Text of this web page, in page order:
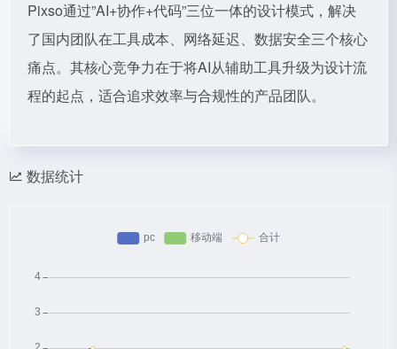
Pixso通过”AI+协作+代码”三位一体的设计模式，解决
了国内团队在工具成本、网络延迟、数据安全三个核心
痛点。其核心竞争力在于将AI从辅助工具升级为设计流
程的起点，适合追求效率与合规性的产品团队。
数据统计